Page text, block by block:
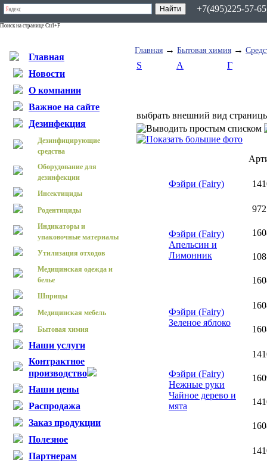
+7(495)225-57-
Поиск на странице Ctrl+F
Главная
Новости
О компании
Важное на сайте
Дезинфекция
Дезинфицирующие
средства
Оборудование для
дезинфекции
Инсектициды
Родентициды
Индикаторы и
упаковочные материалы
Утилизация отходов
Медицинская одежда и
белье
Шприцы
Медицинская мебель
Бытовая химия
Наши услуги
Контрактное
производство
Наши цены
Распродажа
Заказ продукции
Полезное
Партнерам
Главная → Бытовая химия →
S А Г
выбрать внешний вид
Фэйри (Fairy)
Фэйри (Fairy)
Апельсин и
Лимонник
Фэйри (Fairy)
Зеленое яблоко
Фэйри (Fairy)
Нежные руки
Чайное дерево и
мята